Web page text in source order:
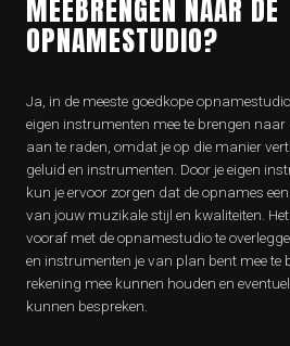
MEEBRENGEN NAAR DE
OPNAMESTUDIO?
Ja, in de meeste goedkope
eigen instrumenten mee te brengen naar
aan te raden, omdat je op die manier
geluid en instrumenten. Door je eigen
kun je ervoor zorgen dat de opnames
van jouw muzikale stijl en kwaliteiten.
vooraf met de opnamestudio te
en instrumenten je van plan bent mee te
rekening mee kunnen houden en
kunnen bespreken.